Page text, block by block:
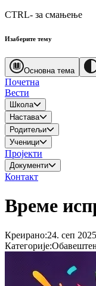
CTRL- за смањење
Изаберите тему
Основна тема
Почетна
Вести
Школа
Настава
Родитељи
Ученици
Пројекти
Документи
Контакт
Време
Креирано:24. сеп
Категорије: